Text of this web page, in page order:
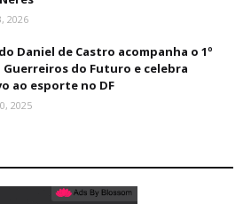
2026
Daniel de Castro acompanha o 1º
do Futuro e celebra
ao esporte no DF
2025